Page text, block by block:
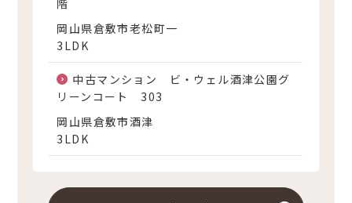
岡山県倉敷市老松町一
3LDK
中古マンション ビ・ウェル酒津公園グ
リーンコート 303
岡山県倉敷市酒津
3LDK